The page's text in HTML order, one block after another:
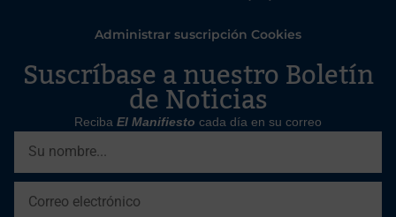
Administrar suscripción Cookies
Suscríbase a nuestro Boletín
de Noticias
Reciba El Manifiesto cada día en su correo